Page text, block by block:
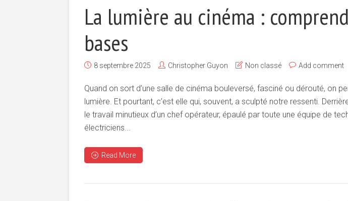
La lumière au cinéma :
bases
8 septembre 2025 Christopher Guyon Non classé Add comment
Quand on sort d’une salle de cinéma bouleversé, fasciné ou dérouté, on
lumière. Et pourtant, c’est elle qui, souvent, a sculpté notre ressenti.
le travail minutieux d’un chef opérateur, épaulé par toute une équipe de
électriciens...
Read More